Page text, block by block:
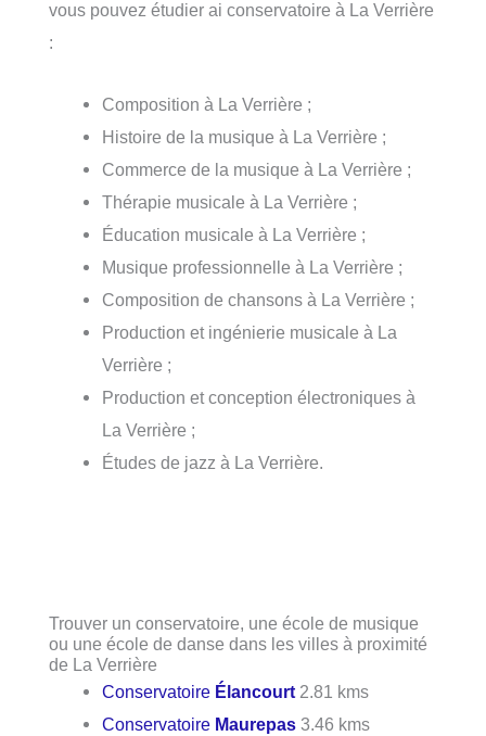
vous pouvez étudier ai conservatoire à La Verrière
:
Composition à La Verrière ;
Histoire de la musique à La Verrière ;
Commerce de la musique à La Verrière ;
Thérapie musicale à La Verrière ;
Éducation musicale à La Verrière ;
Musique professionnelle à La Verrière ;
Composition de chansons à La Verrière ;
Production et ingénierie musicale à La
Verrière ;
Production et conception électroniques à
La Verrière ;
Études de jazz à La Verrière.
Trouver un conservatoire, une école de musique
ou une école de danse dans les villes à proximité
de La Verrière
Conservatoire Élancourt 2.81 kms
Conservatoire Maurepas 3.46 kms